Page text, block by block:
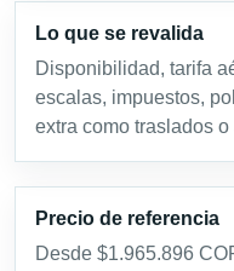
Lo que se revalida
Disponibilidad, tarifa
escalas, impuestos,
extra como traslados
Precio de referencia
Desde $1.965.896